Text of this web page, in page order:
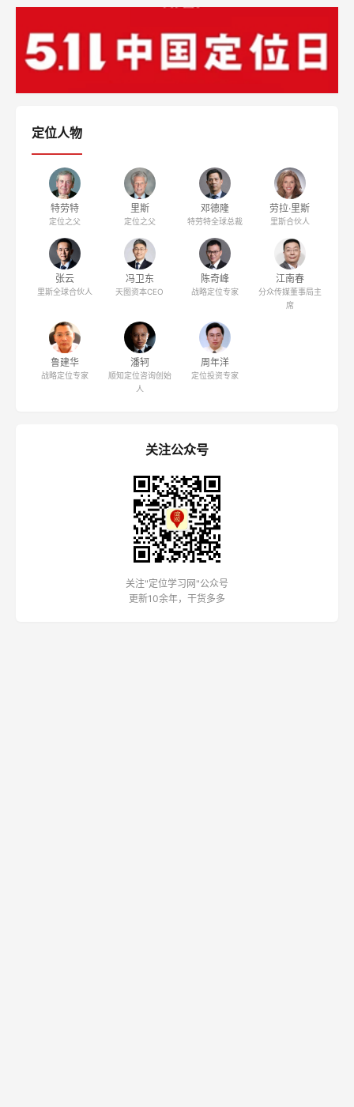
定位人物
特劳特
定位之父
里斯
定位之父
邓德隆
特劳特全球总裁
劳拉·里斯
里斯合伙人
张云
里斯全球合伙人
冯卫东
天图资本CEO
陈奇峰
战略定位专家
江南春
分众传媒董事局主
席
鲁建华
战略定位专家
潘轲
顺知定位咨询创始
人
周年洋
定位投资专家
关注公众号
关注"定位学习网"公众号
更新10余年，干货多多